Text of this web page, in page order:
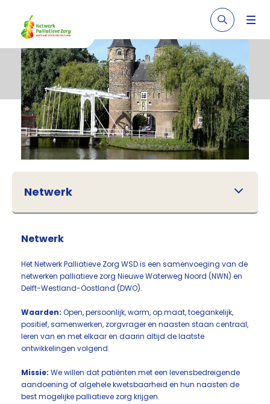
Netwerk
Netwerk
Het Netwerk Palliatieve Zorg WSD is een samenvoeging van de
netwerken palliatieve zorg Nieuwe Waterweg Noord (NWN) en
Delft-Westland-Oostland (DWO).
Waarden: Open, persoonlijk, warm, op maat, toegankelijk,
positief, samenwerken, zorgvrager en naasten staan centraal,
leren van en met elkaar en daarin altijd de laatste
ontwikkelingen volgend.
Missie: We willen dat patiënten met een levensbedreigende
aandoening of algehele kwetsbaarheid en hun naasten de
best mogelijke palliatieve zorg krijgen.